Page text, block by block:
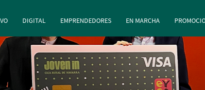
DIGITAL EMPRENDEDORES EN MARCHA